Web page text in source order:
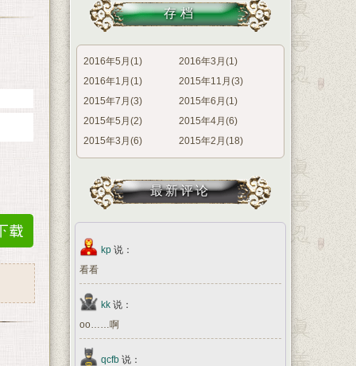
存档
2016年5月(1)
2016年3月(1)
2016年1月(1)
2015年11月(3)
2015年7月(3)
2015年6月(1)
2015年5月(2)
2015年4月(6)
2015年3月(6)
2015年2月(18)
最新评论
kp 说：
看看
kk 说：
oo……啊
qcfb 说：